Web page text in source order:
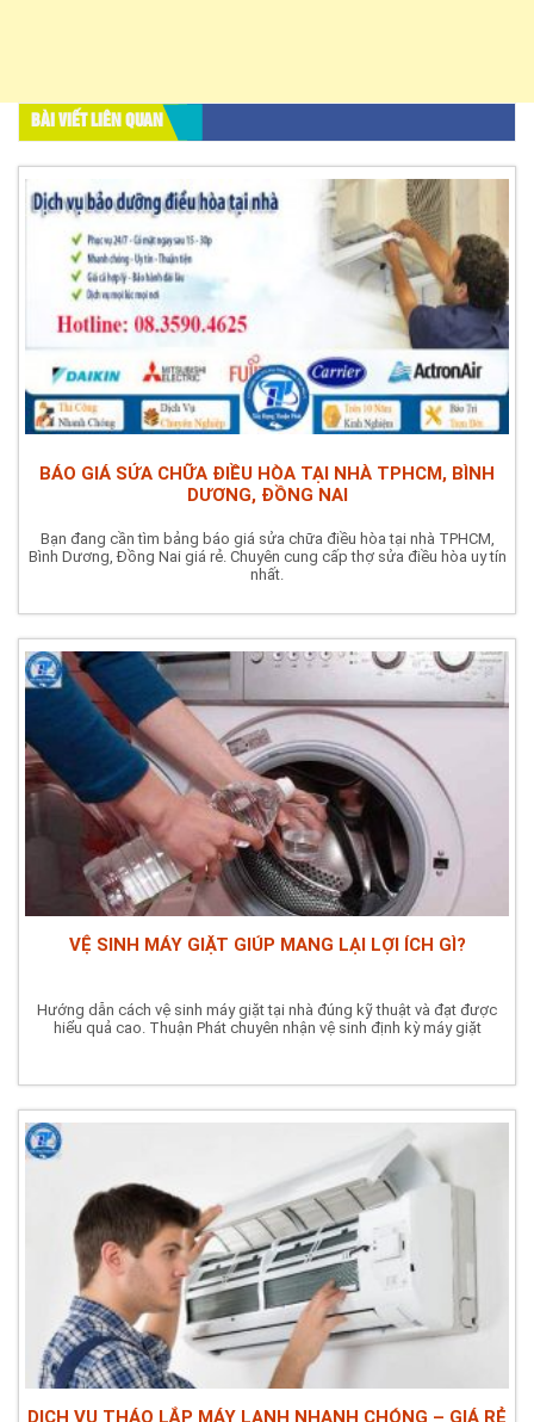
BÀI VIẾT LIÊN QUAN
BÁO GIÁ SỬA CHỮA ĐIỀU HÒA TẠI NHÀ TPHCM, BÌNH
DƯƠNG, ĐỒNG NAI
Bạn đang cần tìm bảng báo giá sửa chữa điều hòa tại nhà TPHCM,
Bình Dương, Đồng Nai giá rẻ. Chuyên cung cấp thợ sửa điều hòa uy tín
nhất.
VỆ SINH MÁY GIẶT GIÚP MANG LẠI LỢI ÍCH GÌ?
Hướng dẫn cách vệ sinh máy giặt tại nhà đúng kỹ thuật và đạt được
hiểu quả cao. Thuận Phát chuyên nhận vệ sinh định kỳ máy giặt
DỊCH VỤ THÁO LẮP MÁY LẠNH NHANH CHÓNG – GIÁ RẺ